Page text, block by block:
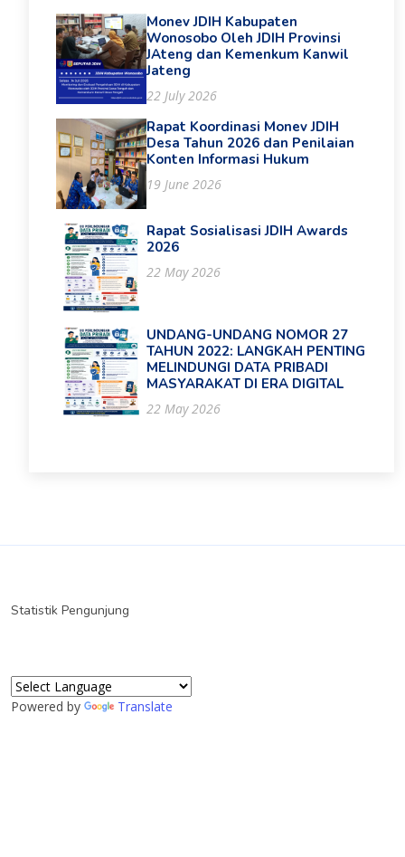
Monev JDIH Kabupaten
Wonosobo Oleh JDIH Provinsi
JAteng dan Kemenkum Kanwil
Jateng
22 July 2026
Rapat Koordinasi Monev JDIH
Desa Tahun 2026 dan Penilaian
Konten Informasi Hukum
19 June 2026
Rapat Sosialisasi JDIH Awards
2026
22 May 2026
UNDANG-UNDANG NOMOR 27
TAHUN 2022: LANGKAH PENTING
MELINDUNGI DATA PRIBADI
MASYARAKAT DI ERA DIGITAL
22 May 2026
Statistik Pengunjung
Powered by Translate